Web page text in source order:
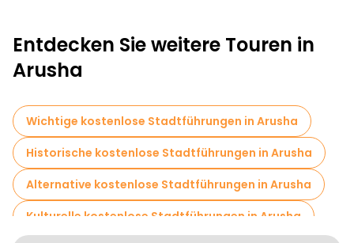
Entdecken Sie weitere Touren in
Arusha
Wichtige kostenlose Stadtführungen in Arusha
Historische kostenlose Stadtführungen in Arusha
Alternative kostenlose Stadtführungen in Arusha
Kulturelle kostenlose Stadtführungen in Arusha